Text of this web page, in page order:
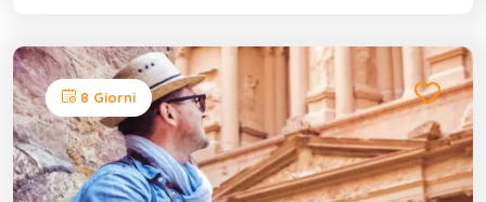
8 Giorni